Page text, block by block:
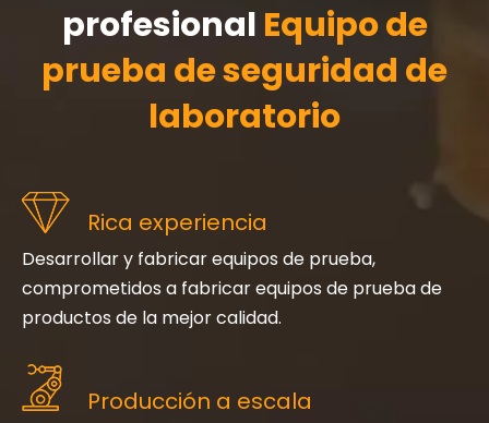
profesional Equipo de
prueba de seguridad de
laboratorio
Rica experiencia
Desarrollar y fabricar equipos de prueba,
comprometidos a fabricar equipos de prueba de
productos de la mejor calidad.
Producción a escala